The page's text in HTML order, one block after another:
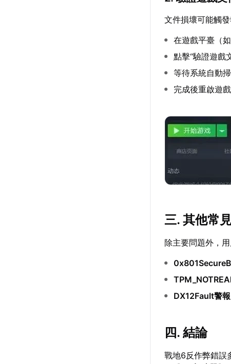
文件損壞可能觸發
在遊戲平臺（
點擊“驗證遊戲
等待系統自動
完成後重啟遊戲
三. 其他常
除主要問題外，用
DX12Fault警報
四. 結論
戰地6反作弊錯誤